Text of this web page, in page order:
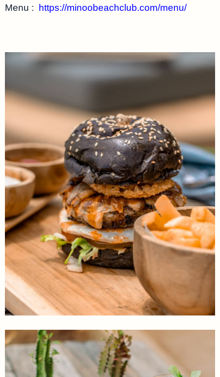
Menu : https://minoobeachclub.com/menu/